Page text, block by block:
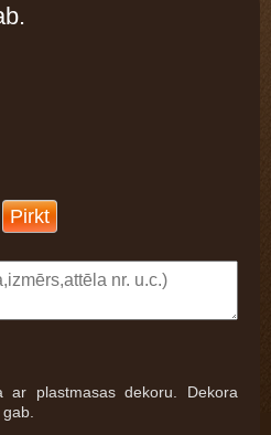
Pirkt
ar plastmasas dekoru. Dekora